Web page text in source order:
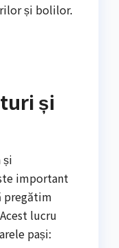
și bolilor.
și
și
important
pregătim
lucru
pași: